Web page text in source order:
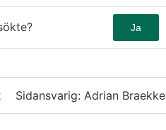
Ja
Sidansvarig: Adrian Braekke